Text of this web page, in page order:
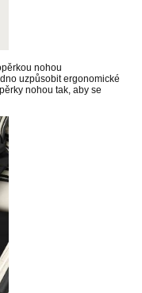
nohou
uzpůsobit ergonomické
nohou tak, aby se